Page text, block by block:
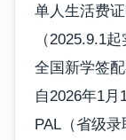
单人生活费
（2025.9.1起
全国新学签
自2026年1
PAL（省级录